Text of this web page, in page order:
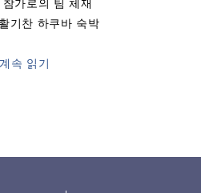
참가로의 팀 체재
기찬 하쿠바 숙박
계속 읽기